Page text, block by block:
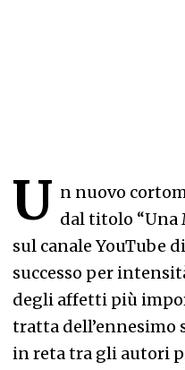
U n nuovo
dal titolo “Una
sul canale YouTube
successo per
degli affetti più
tratta dell’ennesimo
in reta tra gli autori